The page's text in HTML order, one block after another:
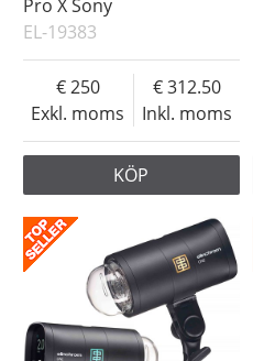
Pro X Sony
EL-19383
Exkl. moms
250
Inkl. moms
312.50
KÖP